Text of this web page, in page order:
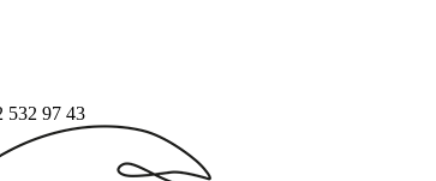
532 97 43